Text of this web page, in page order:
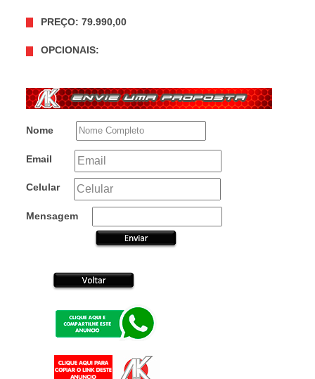
PREÇO: 79.990,00
OPCIONAIS:
Nome
Email
Celular
Mensagem